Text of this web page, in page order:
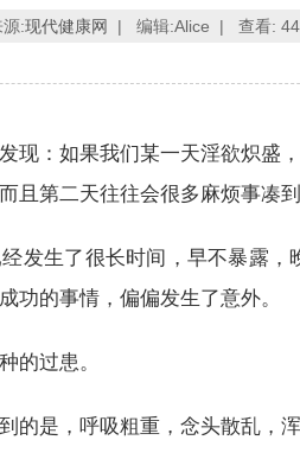
源:现代健康网 | 编辑:Alice | 查看:
现：如果我们某一天淫欲炽盛
且第二天往往会很多麻烦事凑到
发生了很长时间，早不暴露
功的事情，偏偏发生了意外。
的过患。
的是，呼吸粗重，念头散乱，